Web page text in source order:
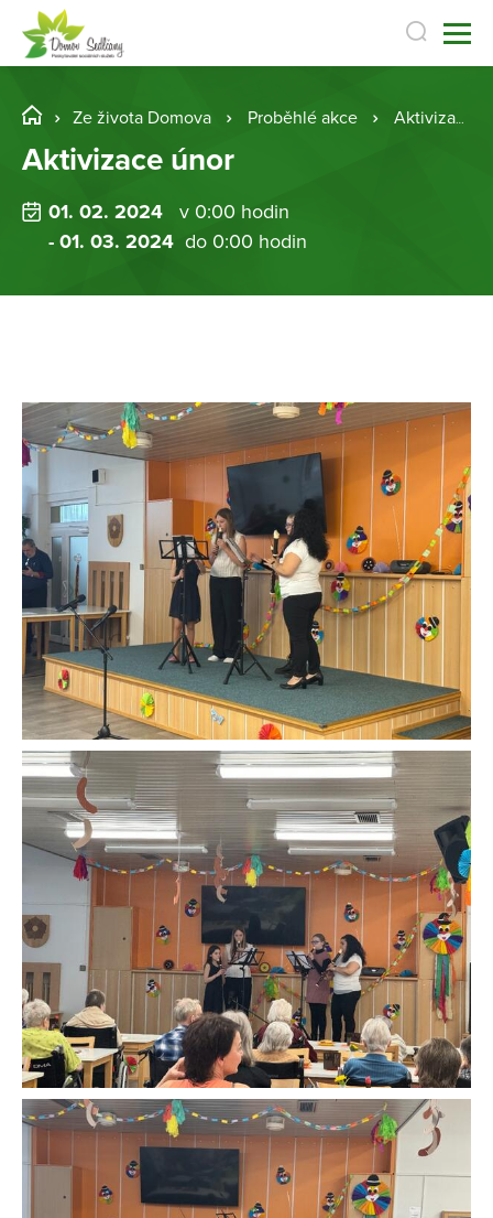
Ze života Domova Proběhlé akce Aktivizace únor
Aktivizace únor
01. 02. 2024
v 0:00 hodin
- 01. 03. 2024 do 0:00 hodin